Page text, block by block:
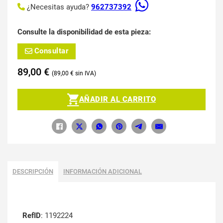
¿Necesitas ayuda? 962737392
Consulte la disponibilidad de esta pieza:
Consultar
89,00 € 89,00 €
AÑADIR AL CARRITO
DESCRIPCIÓN INFORMACIÓN ADICIONAL
RefID: 1192224